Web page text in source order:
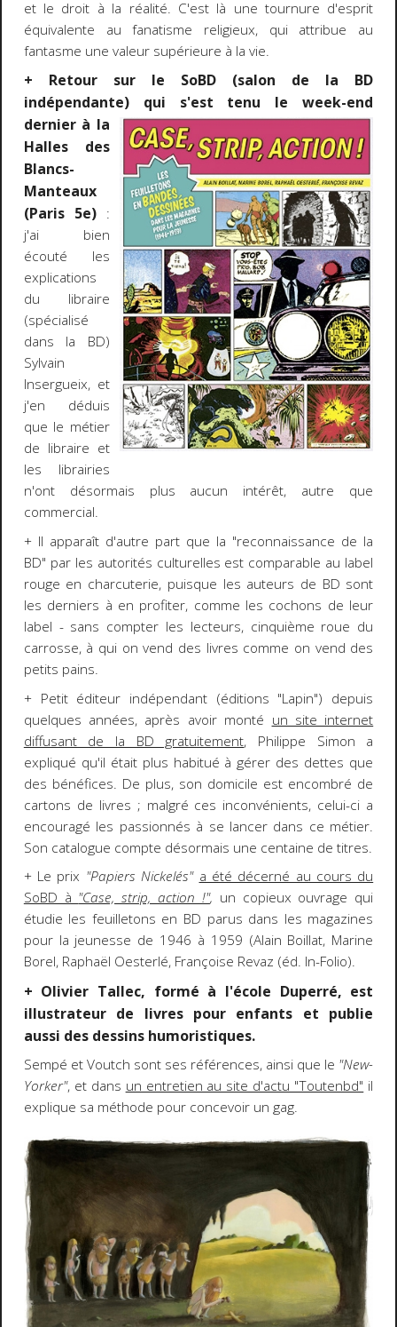
et le droit à la réalité. C'est là une tournure d'esprit
équivalente au fanatisme religieux, qui attribue au
fantasme une valeur supérieure à la vie.
+ Retour sur le SoBD (salon de la BD
indépendante) qui s'est tenu le week-end
dernier à la
Halles des
Blancs-
Manteaux
(Paris 5e):
j'ai bien
écouté les
explications
du libraire
(spécialisé
dans la BD)
Sylvain
Insergueix, et
j'en déduis
que le métier
de libraire et
les librairies
n'ont désormais plus aucun intérêt, autre que
commercial.
+ Il apparaît d'autre part que la "reconnaissance de la
BD" par les autorités culturelles est comparable au label
rouge en charcuterie, puisque les auteurs de BD sont
les derniers à en profiter, comme les cochons de leur
label - sans compter les lecteurs, cinquième roue du
carrosse, à qui on vend des livres comme on vend des
petits pains.
+ Petit éditeur indépendant (éditions "Lapin") depuis
quelques années, après avoir monté un site internet
diffusant de la BD gratuitement, Philippe Simon a
expliqué qu'il était plus habitué à gérer des dettes que
des bénéfices. De plus, son domicile est encombré de
cartons de livres ; malgré ces inconvénients, celui-ci a
encouragé les passionnés à se lancer dans ce métier.
Son catalogue compte désormais une centaine de titres.
+ Le prix "Papiers Nickelés" a été décerné au cours du
SoBD à "Case, strip, action !", un copieux ouvrage qui
étudie les feuilletons en BD parus dans les magazines
pour la jeunesse de 1946 à 1959 (Alain Boillat, Marine
Borel, Raphaël Oesterlé, Françoise Revaz (éd. In-Folio).
+ Olivier Tallec, formé à l'école Duperré, est
illustrateur de livres pour enfants et publie
aussi des dessins humoristiques.
Sempé et Voutch sont ses références, ainsi que le "New-
Yorker", et dans un entretien au site d'actu "Toutenbd" il
explique sa méthode pour concevoir un gag.